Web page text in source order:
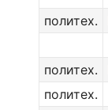
политех.
политех.
политех.